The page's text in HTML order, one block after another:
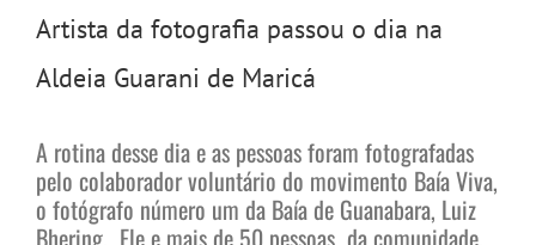
Artista da fotografia passou o dia na
Aldeia Guarani de Maricá
A rotina desse dia e as pessoas foram fotografadas
pelo colaborador voluntário do movimento Baía Viva,
o fotógrafo número um da Baía de Guanabara, Luiz
Bhering. Ele e mais de 50 pessoas da comunidade,